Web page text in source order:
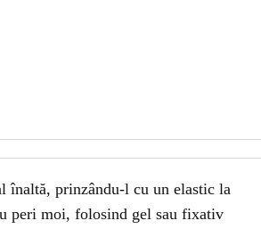
înaltă, prinzându-l cu un elastic la
peri moi, folosind gel sau fixativ